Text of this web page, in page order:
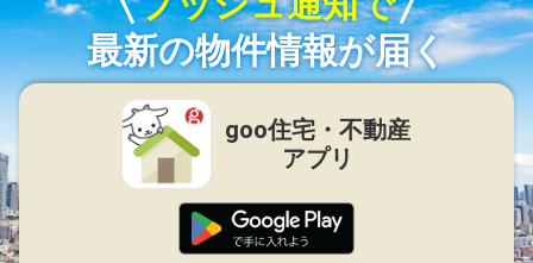
最新の物件情報が届く
goo住宅・不動産
アプリ